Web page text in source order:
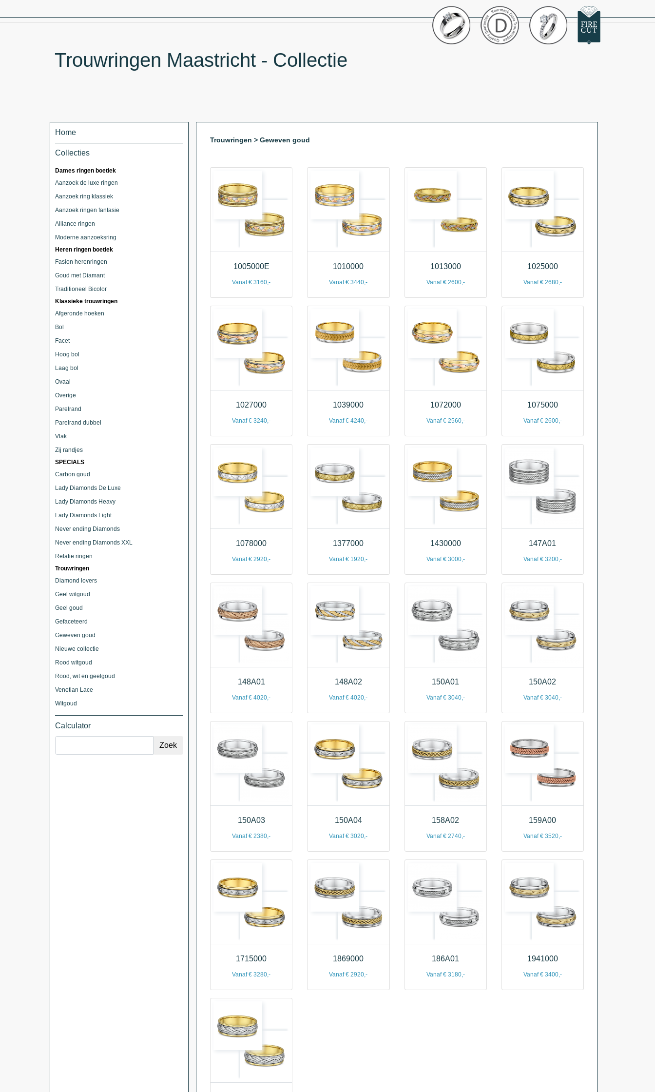
Trouwringen Maastricht - Collectie
Trouwringen > Geweven goud
1005000E
Vanaf € 3160,-
1010000
Vanaf € 3440,-
1013000
Vanaf € 2600,-
1025000
Vanaf € 2680,-
1027000
Vanaf € 3240,-
1039000
Vanaf € 4240,-
1072000
Vanaf € 2560,-
1075000
Vanaf € 2600,-
1078000
Vanaf € 2920,-
1377000
Vanaf € 1920,-
1430000
Vanaf € 3000,-
147A01
Vanaf € 3200,-
148A01
Vanaf € 4020,-
148A02
Vanaf € 4020,-
150A01
Vanaf € 3040,-
150A02
Vanaf € 3040,-
150A03
Vanaf € 2380,-
150A04
Vanaf € 3020,-
158A02
Vanaf € 2740,-
159A00
Vanaf € 3520,-
1715000
Vanaf € 3280,-
1869000
Vanaf € 2920,-
186A01
Vanaf € 3180,-
1941000
Vanaf € 3400,-
Home
Collecties
Dames ringen boetiek
Aanzoek de luxe ringen
Aanzoek ring klassiek
Aanzoek ringen fantasie
Alliance ringen
Moderne aanzoeksring
Heren ringen boetiek
Fasion herenringen
Goud met Diamant
Traditioneel Bicolor
Klassieke trouwringen
Afgeronde hoeken
Bol
Facet
Hoog bol
Laag bol
Ovaal
Overige
Parelrand
Parelrand dubbel
Vlak
Zij randjes
SPECIALS
Carbon goud
Lady Diamonds De Luxe
Lady Diamonds Heavy
Lady Diamonds Light
Never ending Diamonds
Never ending Diamonds XXL
Relatie ringen
Trouwringen
Diamond lovers
Geel witgoud
Geel goud
Gefaceteerd
Geweven goud
Nieuwe collectie
Rood witgoud
Rood, wit en geelgoud
Venetian Lace
Witgoud
Calculator